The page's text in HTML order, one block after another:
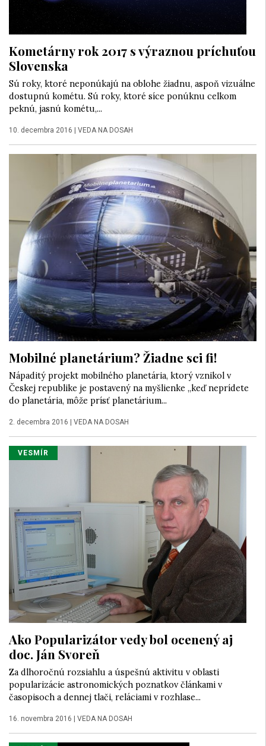
Kometárny rok 2017 s výraznou príchuťou
Slovenska
Sú roky, ktoré neponúkajú na oblohe žiadnu, aspoň vizuálne
dostupnú kométu. Sú roky, ktoré síce ponúknu celkom
peknú, jasnú kométu,...
10. decembra 2016 | VEDA NA DOSAH
Mobilné planetárium? Žiadne sci fi!
Nápaditý projekt mobilného planetária, ktorý vznikol v
Českej republike je postavený na myšlienke „keď neprídete
do planetária, môže prísť planetárium...
2. decembra 2016 | VEDA NA DOSAH
VESMÍR
Ako Popularizátor vedy bol ocenený aj
doc. Ján Svoreň
Za dlhoročnú rozsiahlu a úspešnú aktivitu v oblasti
popularizácie astronomických poznatkov článkami v
časopisoch a dennej tlači, reláciami v rozhlase...
16. novembra 2016 | VEDA NA DOSAH